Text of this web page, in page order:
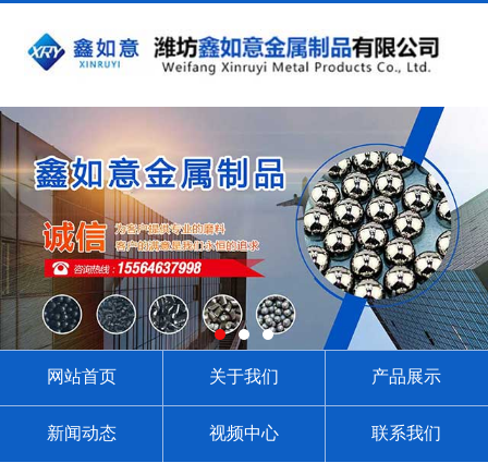
网站首页 关于我们 产品展示
新闻动态 视频中心 联系我们